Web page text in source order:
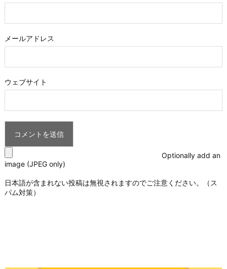
メールアドレス
ウェブサイト
Optionally add an
image (JPEG only)
日本語が含まれない投稿は無視されますのでご注意ください。（ス
パム対策）